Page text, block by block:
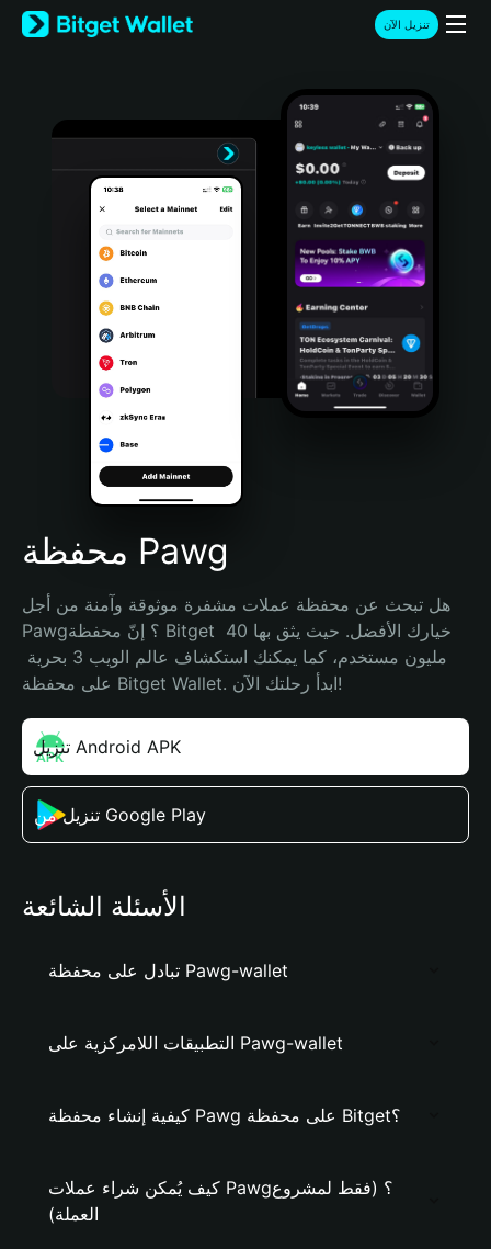
English
日本語
Türkçe
Português (Portugal)
Bahasa Indonesia
Português (Brasil)
Español (Argentina)
تنزيل الآن
محفظة Pawg
هل تبحث عن محفظة عملات مشفرة موثوقة وآمنة من أجل
Pawg؟ إنّ محفظة Bitget خيارك الأفضل. حيث يثق بها 40
على محفظة Bitget Wallet. ابدأ رحلتك الآن!
تنزيل Android APK
تنزيل من Google Play
الأسئلة الشائعة
تبادل على محفظة Pawg-wallet
التطبيقات اللامركزية على Pawg-wallet
كيفية إنشاء محفظة Pawg على محفظة Bitget؟
كيف يُمكن شراء عملات Pawg؟ (فقط لمشروع
العملة)